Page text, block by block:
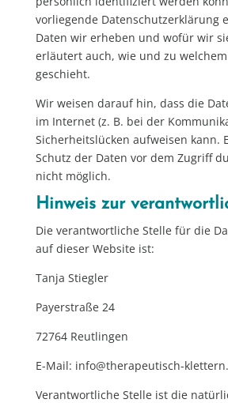
vorliegende Datenschutzerklärung
Daten wir erheben und wofür wir
erläutert auch, wie und zu welchem
geschieht.
Wir weisen darauf hin, dass die
im Internet (z. B. bei der
Sicherheitslücken aufweisen kann.
Schutz der Daten vor dem Zugriff
nicht möglich.
Hinweis zur
Die verantwortliche Stelle für die
auf dieser Website ist:
Tanja Stiegler
Payerstraße 24
72764 Reutlingen
E-Mail: info@therapeutisch-
Verantwortliche Stelle ist die